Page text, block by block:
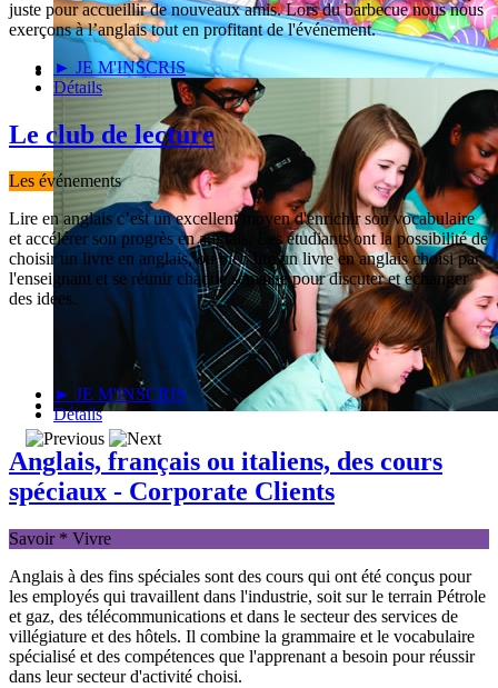
juste pour accueillir de nouveaux amis. Lors du barbecue nous nous
exerçons à l’anglais tout en profitant de l'événement.
► JE M'INSCRIS
Détails
Le club de lecture
Les événements
Lire en anglais c’est un excellent moyen d'enrichir son vocabulaire
et accélérer son progrès en anglais. Les étudiants ont la possibilité de
choisir un livre en anglais, ou bien lire un livre en anglais choisi par
l'enseignant et se réunir chaque semaine pour discuter et échanger
des idées.
► JE M'INSCRIS
Détails
Anglais, français ou italiens, des cours
spéciaux - Corporate Clients
Savoir * Vivre
Anglais à des fins spéciales sont des cours qui ont été conçus pour
les employés qui travaillent dans l'industrie, soit sur ​​le terrain Pétrole
et gaz, des télécommunications et dans le secteur des services de
villégiature et des hôtels. Il combine la grammaire et le vocabulaire
spécialisé et des compétences que l'apprenant a besoin pour réussir
dans leur secteur d'activité choisi.